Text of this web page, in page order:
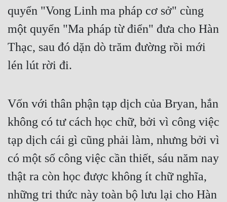
quyển "Vong Linh ma pháp cơ sở" cùng
một quyển "Ma pháp từ điển" đưa cho Hàn
Thạc, sau đó dặn dò trăm đường rồi mới
lén lút rời đi.
Vốn với thân phận tạp dịch của Bryan, hắn
không có tư cách học chữ, bởi vì công việc
tạp dịch cái gì cũng phải làm, nhưng bởi vì
có một số công việc cần thiết, sáu năm nay
thật ra còn học được không ít chữ nghĩa,
những tri thức này toàn bộ lưu lại cho Hàn